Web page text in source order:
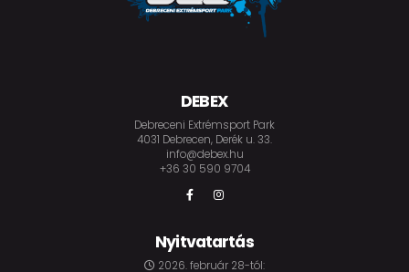
DEBEX
Debreceni Extrémsport Park
4031 Debrecen, Derék u. 33.
info@debex.hu
+36 30 590 9704
Nyitvatartás
2026. február 28-tól: